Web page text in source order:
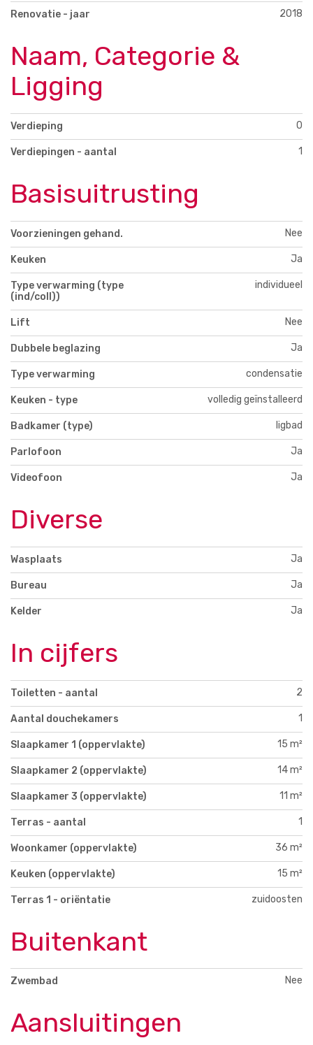
Renovatie - jaar 2018
Naam, Categorie &
Ligging
Verdieping 0
Verdiepingen - aantal 1
Basisuitrusting
Voorzieningen gehand. Nee
Keuken Ja
Type verwarming (type
(ind/coll))
individueel
Lift Nee
Dubbele beglazing Ja
Type verwarming condensatie
Keuken - type volledig geïnstalleerd
Badkamer (type) ligbad
Parlofoon Ja
Videofoon Ja
Diverse
Wasplaats Ja
Bureau Ja
Kelder Ja
In cijfers
Toiletten - aantal 2
Aantal douchekamers 1
Slaapkamer 1 (oppervlakte) 15 m²
Slaapkamer 2 (oppervlakte) 14 m²
Slaapkamer 3 (oppervlakte) 11 m²
Terras - aantal 1
Woonkamer (oppervlakte) 36 m²
Keuken (oppervlakte) 15 m²
Terras 1 - oriëntatie zuidoosten
Buitenkant
Zwembad Nee
Aansluitingen